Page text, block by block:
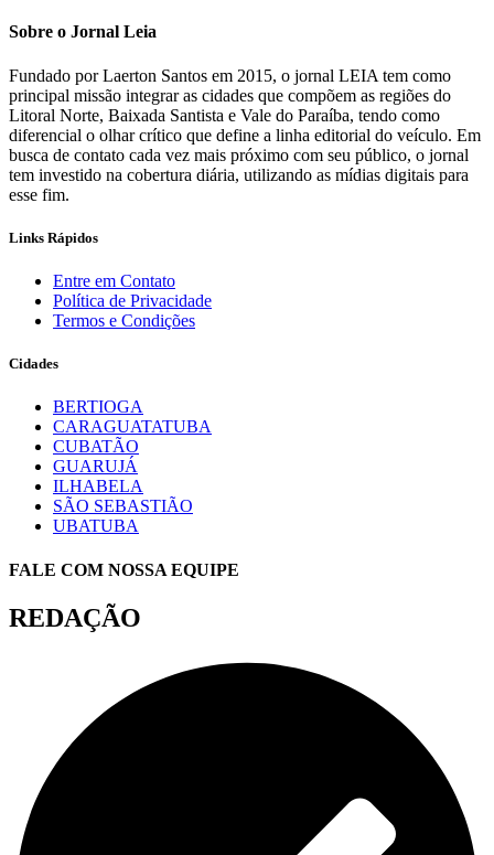
Sobre o Jornal Leia
Fundado por Laerton Santos em 2015, o jornal LEIA tem como
principal missão integrar as cidades que compõem as regiões do
Litoral Norte, Baixada Santista e Vale do Paraíba, tendo como
diferencial o olhar crítico que define a linha editorial do veículo. Em
busca de contato cada vez mais próximo com seu público, o jornal
tem investido na cobertura diária, utilizando as mídias digitais para
esse fim.
Links Rápidos
Entre em Contato
Política de Privacidade
Termos e Condições
Cidades
BERTIOGA
CARAGUATATUBA
CUBATÃO
GUARUJÁ
ILHABELA
SÃO SEBASTIÃO
UBATUBA
FALE COM NOSSA EQUIPE
REDAÇÃO